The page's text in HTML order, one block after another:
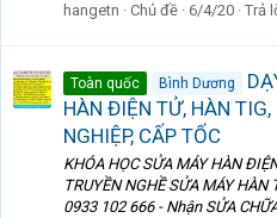
hangetn
Chủ đề 6/4/20 Trả
Toàn quốc Bình Dương
HÀN ĐIỆN TỬ, HÀN TIG,
NGHIỆP, CẤP TỐC
KHÓA HỌC SỬA MÁY HÀN
TRUYỀN NGHỀ SỬA MÁY
0933 102 666 - Nhận SỬA